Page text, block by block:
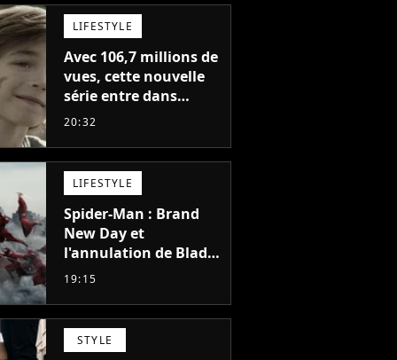
LIFESTYLE
Avec 106,7 millions de
vues, cette nouvelle
série entre dans
l'histoire de Netflix en
20:32
LIFESTYLE
Spider-Man : Brand
New Day et
l'annulation de Blade
montrent que Marvel
faire quoi que ce soit
de simple
19:15
STYLE